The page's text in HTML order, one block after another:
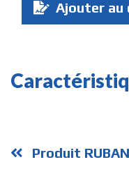
Ajouter au
Produit